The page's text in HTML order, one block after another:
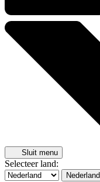
Sluit menu
Selecteer land:
Nederland